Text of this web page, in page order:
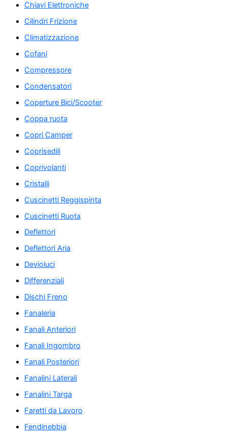
Chiavi Elettroniche
Cilindri Frizione
Climatizzazione
Cofani
Compressore
Condensatori
Coperture Bici/Scooter
Coppa ruota
Copri Camper
Coprisedili
Coprivolanti
Cristalli
Cuscinetti Reggispinta
Cuscinetti Ruota
Deflettori
Deflettori Aria
Devioluci
Differenziali
Dischi Freno
Fanaleria
Fanali Anteriori
Fanali Ingombro
Fanali Posteriori
Fanalini Laterali
Fanalini Targa
Faretti da Lavoro
Fendinebbia